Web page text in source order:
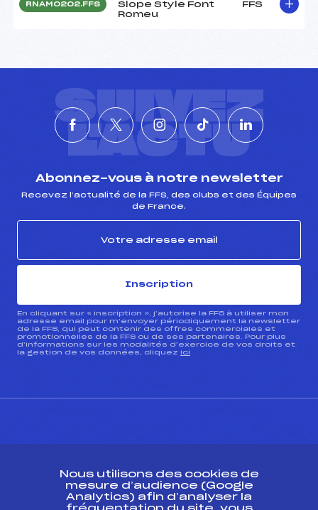
RNAM0202.FFS
Slope Style Font
Romeu
FFS
SUIVEZ
L'ACTU
Abonnez-vous à notre newsletter
Recevez l’actualité de la FFS, des clubs et des Équipes
de France.
Inscription
En cliquant sur « inscription », j’autorise la FFS à utiliser mon
adresse email pour m’envoyer périodiquement la newsletter
de la FFS, qui peut contenir des offres commerciales et
promotionnelles de la FFS ou de ses partenaires. Pour plus
d’informations sur les modalités d’exercice de vos droits et
la gestion de vos données, cliquez ici
ESPACE PRESSE
Nous utilisons des cookies de
mesure d’audience (Google
Analytics) afin d’analyser la